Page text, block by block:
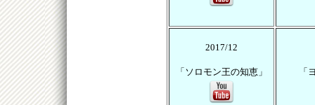
2017/12
「ソロモン王の知恵」 「